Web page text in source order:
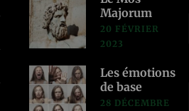
Majorum
20 FÉVRIER
2023
Les émotions
de base
28 DÉCEMBRE